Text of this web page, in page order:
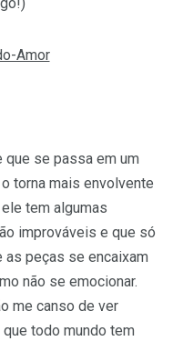
se passa em um
torna mais envolvente
tem algumas
improváveis e que só
peças se encaixam
não se emocionar.
me canso de ver
todo mundo tem